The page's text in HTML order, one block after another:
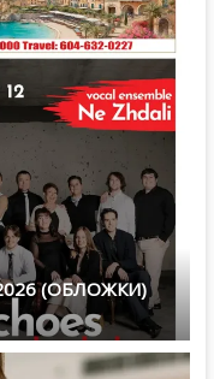
(ОБЛОЖКИ)